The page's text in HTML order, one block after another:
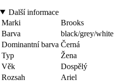
Další informace
Marki
Brooks
Barva
black/grey/white
Dominantní barva Černá
Typ
Žena
Věk
Dospělý
Rozsah
Ariel